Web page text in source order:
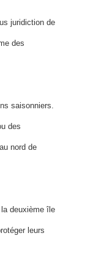
juridiction de
des
saisonniers.
des
nord de
deuxième île
leurs